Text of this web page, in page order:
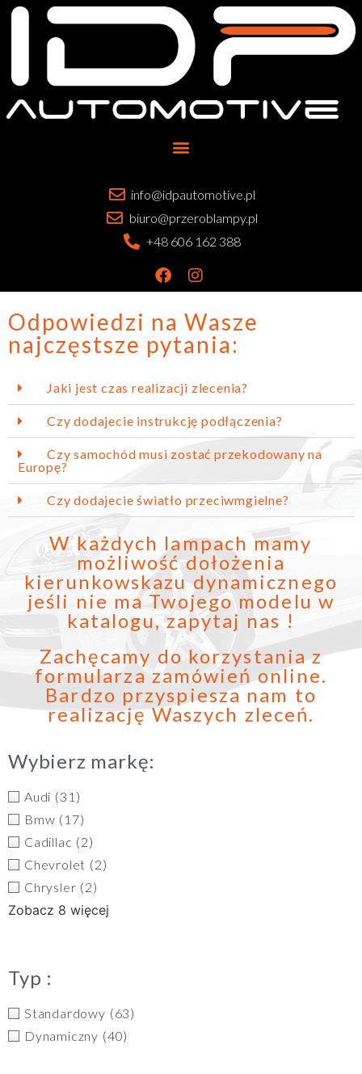
info@idpautomotive.pl
biuro@przeroblampy.pl
+48 606 162 388
Odpowiedzi na Wasze
najczęstsze pytania:
Jaki jest czas realizacji zlecenia?
Czy dodajecie instrukcję podłączenia?
Czy samochód musi zostać przekodowany na
Europę?
Czy dodajecie światło przeciwmgielne?
W każdych lampach mamy
możliwość dołożenia
kierunkowskazu dynamicznego
jeśli nie ma Twojego modelu w
katalogu, zapytaj nas !
Zachęcamy do korzystania z
formularza zamówień online.
Bardzo przyspiesza nam to
realizację Waszych zleceń.
Wybierz markę:
Audi (31)
Bmw (17)
Cadillac (2)
Chevrolet (2)
Chrysler (2)
Zobacz 8 więcej
Typ :
Standardowy (63)
Dynamiczny (40)